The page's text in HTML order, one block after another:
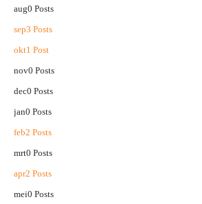
aug0 Posts
sep3 Posts
okt1 Post
nov0 Posts
dec0 Posts
jan0 Posts
feb2 Posts
mrt0 Posts
apr2 Posts
mei0 Posts